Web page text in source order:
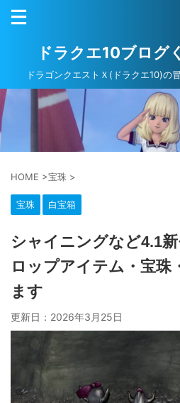
ドラクエ10ブログ
ドラゴンクエストＸ(ドラクエ10)の
HOME >宝珠 >
宝珠 白宝箱
シャイニングなど4.1
ロップアイテム・宝珠
ます
更新日： 2026年3月25日